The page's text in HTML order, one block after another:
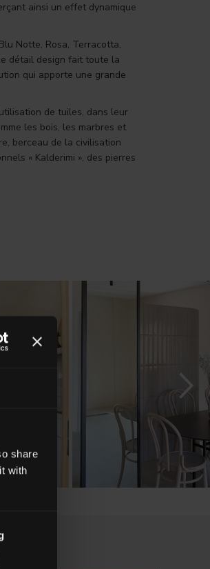
share
with
ainsi un effet dynamique
Notte, Rosa, Terracotta,
détail design fait toute la
qui apporte une grande
de tuiles, dans leur
les bois, les marbres et
berceau de la civilisation
« Kalderimi », des pierres